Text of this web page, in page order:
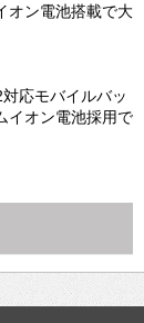
オン電池搭載で大
応モバイルバッ
オン電池採用で